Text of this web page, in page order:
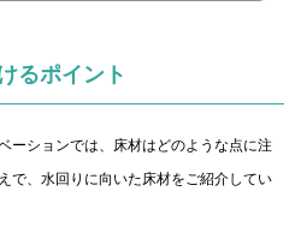
るポイント
ーションでは、床材はどのような点に注
で、水回りに向いた床材をご紹介してい